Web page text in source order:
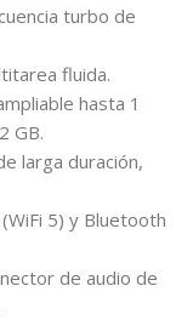
turbo de
fluida.
hasta 1
GB.
larga duración,
5) y Bluetooth
de audio de